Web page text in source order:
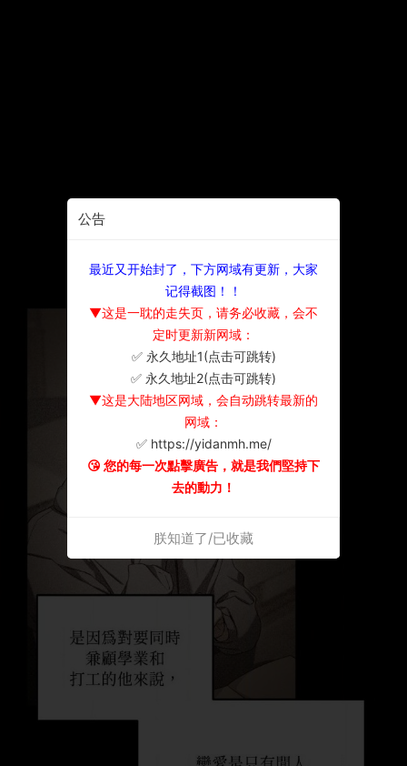
公告
最近又开始封了，下方网域有更新，大家
记得截图！！
▼这是一耽的走失页，请务必收藏，会不
定时更新新网域：
✅ 永久地址1(点击可跳转)
✅ 永久地址2(点击可跳转)
▼这是大陆地区网域，会自动跳转最新的
网域：
✅ https://yidanmh.me/
😘 您的每一次點擊廣告，就是我們堅持下
去的動力！
朕知道了/已收藏